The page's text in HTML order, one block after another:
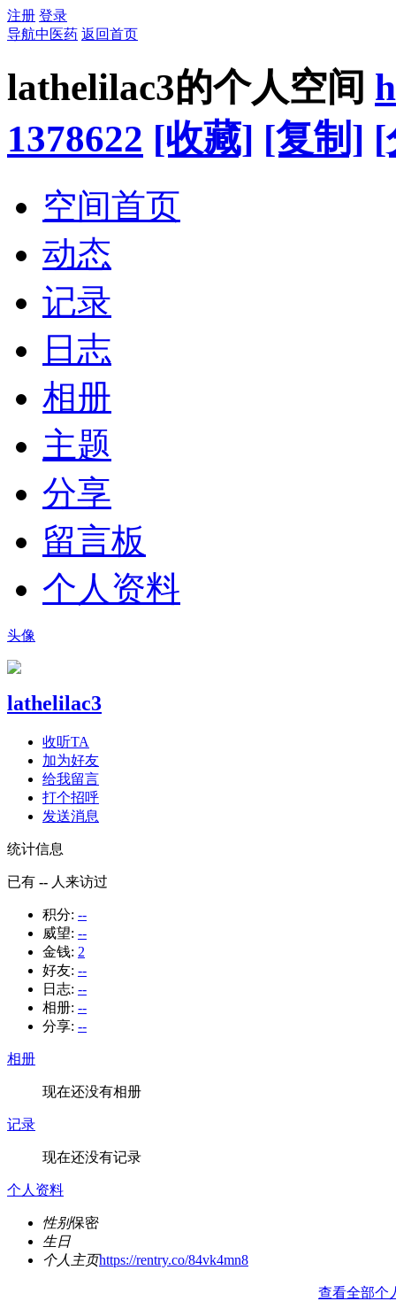
注册 登录
导航中医药 返回首页
lathelilac3的个人空间
1378622 [收藏] [复制] [
空间首页
动态
记录
日志
相册
主题
分享
留言板
个人资料
头像
lathelilac3
收听TA
加为好友
给我留言
打个招呼
发送消息
统计信息
已有 -- 人来访过
积分: --
威望: --
金钱: 2
好友: --
日志: --
相册: --
分享: --
相册
现在还没有相册
记录
现在还没有记录
个人资料
性别保密
生日
个人主页https://rentry.co/84vk4mn8
查看全部个